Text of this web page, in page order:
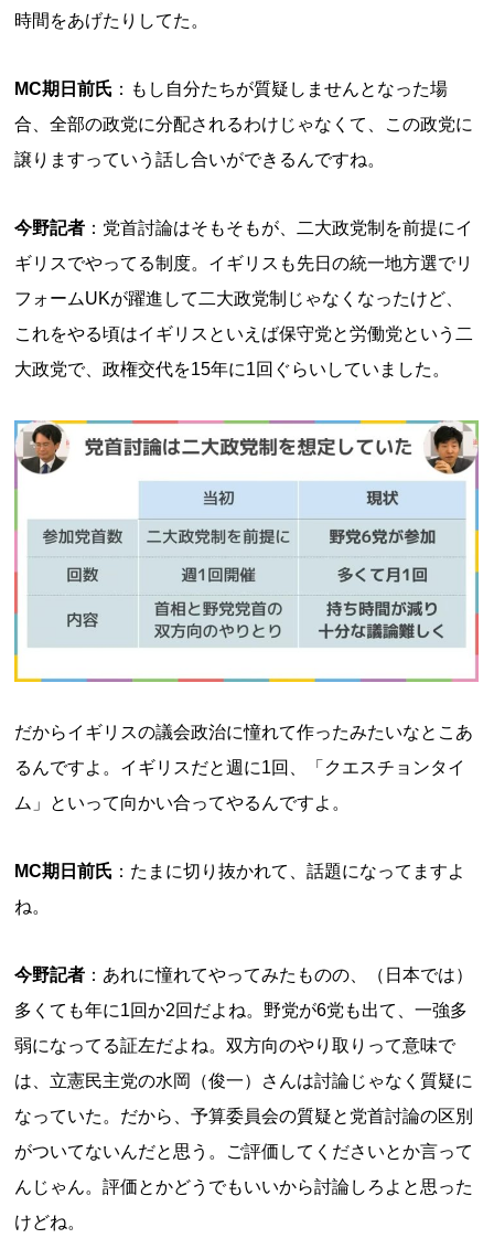
時間をあげたりしてた。
MC期日前氏 ：もし自分たちが質疑しませんとなった場
合、全部の政党に分配されるわけじゃなくて、この政党に
譲りますっていう話し合いができるんですね。
今野記者 ：党首討論はそもそもが、二大政党制を前提にイ
ギリスでやってる制度。イギリスも先日の統一地方選でリ
フォームUKが躍進して二大政党制じゃなくなったけど、
これをやる頃はイギリスといえば保守党と労働党という二
大政党で、政権交代を15年に1回ぐらいしていました。
だからイギリスの議会政治に憧れて作ったみたいなとこあ
るんですよ。イギリスだと週に1回、「クエスチョンタイ
ム」といって向かい合ってやるんですよ。
MC期日前氏 ：たまに切り抜かれて、話題になってますよ
ね。
今野記者 ：あれに憧れてやってみたものの、（日本では）
多くても年に1回か2回だよね。野党が6党も出て、一強多
弱になってる証左だよね。双方向のやり取りって意味で
は、立憲民主党の水岡（俊一）さんは討論じゃなく質疑に
なっていた。だから、予算委員会の質疑と党首討論の区別
がついてないんだと思う。ご評価してくださいとか言って
んじゃん。評価とかどうでもいいから討論しろよと思った
けどね。